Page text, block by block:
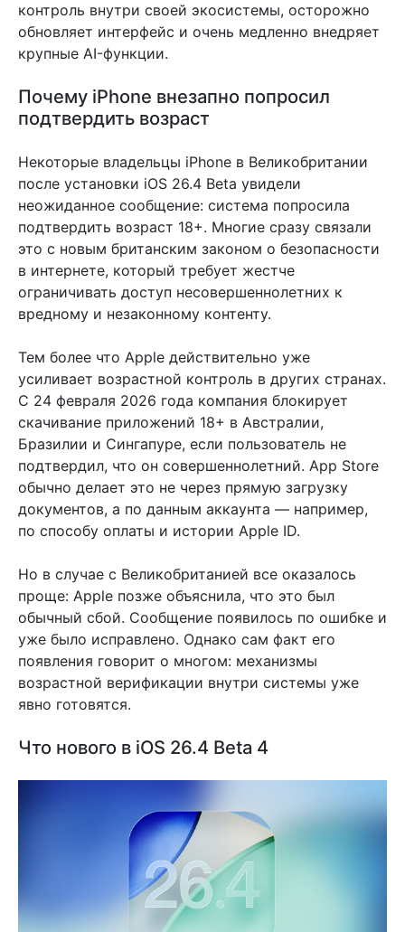
контроль внутри своей экосистемы, осторожно
обновляет интерфейс и очень медленно внедряет
крупные AI-функции.
Почему iPhone внезапно попросил
подтвердить возраст
Некоторые владельцы iPhone в Великобритании
после установки iOS 26.4 Beta увидели
неожиданное сообщение: система попросила
подтвердить возраст 18+. Многие сразу связали
это с новым британским законом о безопасности
в интернете, который требует жестче
ограничивать доступ несовершеннолетних к
вредному и незаконному контенту.
Тем более что Apple действительно уже
усиливает возрастной контроль в других странах.
С 24 февраля 2026 года компания блокирует
скачивание приложений 18+ в Австралии,
Бразилии и Сингапуре, если пользователь не
подтвердил, что он совершеннолетний. App Store
обычно делает это не через прямую загрузку
документов, а по данным аккаунта — например,
по способу оплаты и истории Apple ID.
Но в случае с Великобританией все оказалось
проще: Apple позже объяснила, что это был
обычный сбой. Сообщение появилось по ошибке и
уже было исправлено. Однако сам факт его
появления говорит о многом: механизмы
возрастной верификации внутри системы уже
явно готовятся.
Что нового в iOS 26.4 Beta 4